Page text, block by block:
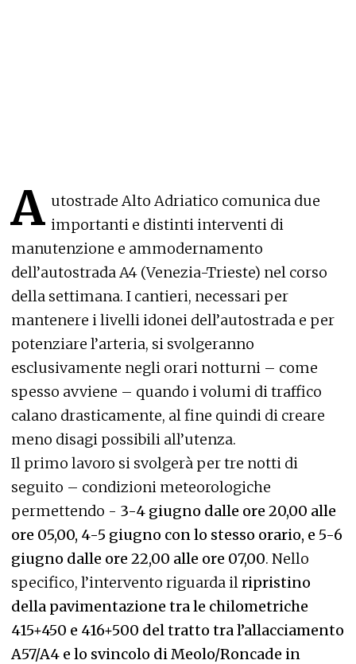
A utostrade Alto Adriatico comunica due
importanti e distinti interventi di
manutenzione e ammodernamento
dell’autostrada A4 (Venezia-Trieste) nel corso
della settimana. I cantieri, necessari per
mantenere i livelli idonei dell’autostrada e per
potenziare l’arteria, si svolgeranno
esclusivamente negli orari notturni – come
spesso avviene – quando i volumi di traffico
calano drasticamente, al fine quindi di creare
meno disagi possibili all’utenza.
Il primo lavoro si svolgerà per tre notti di
seguito – condizioni meteorologiche
permettendo - 3-4 giugno dalle ore 20,00 alle
ore 05,00, 4-5 giugno con lo stesso orario, e 5-6
giugno dalle ore 22,00 alle ore 07,00. Nello
specifico, l’intervento riguarda ilripristino
della pavimentazione tra le chilometriche
415+450 e 416+500 del tratto tra l’allacciamento
A57/A4 e lo svincolo di Meolo/Roncade in